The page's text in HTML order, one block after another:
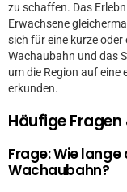
zu schaffen. Das
Erwachsene
sich für eine kurze
Wachaubahn und das
um die Region auf eine
erkunden.
Häufige
Frage: Wie
Wachaubahn?